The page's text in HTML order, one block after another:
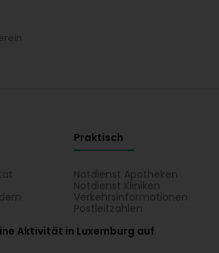
Praktisch
Notdienst Apotheken
Notdienst Kliniken
Verkehrsinformationen
Postleitzahlen
Aktivität in Luxemburg auf